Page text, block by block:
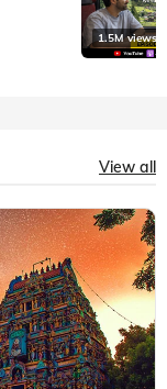
1.5M views
View all